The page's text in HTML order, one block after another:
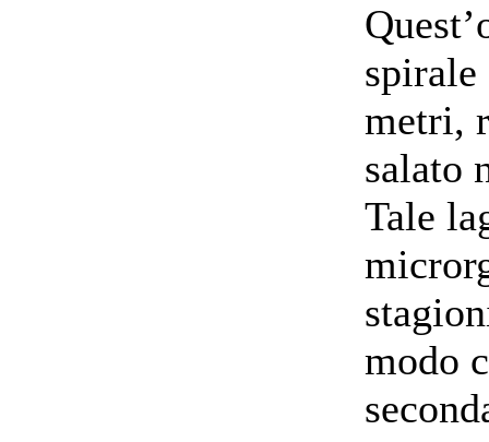
spirale
metri,
salato
Tale
modo